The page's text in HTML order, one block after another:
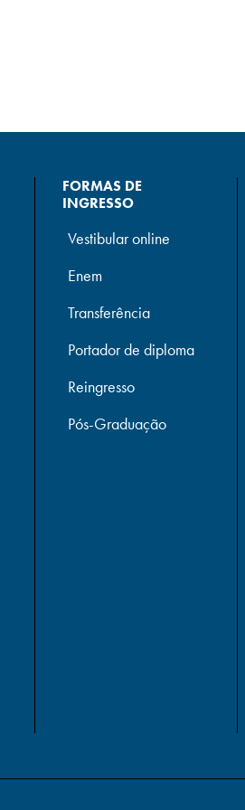
FORMAS DE
INGRESSO
Vestibular online
Enem
Transferência
Portador de diploma
Reingresso
Pós-Graduação